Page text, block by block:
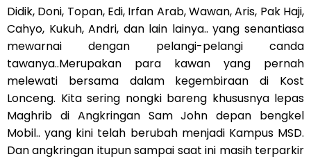
Didik, Doni, Topan, Edi, Irfan Arab, Wawan, Aris, Pak Haji,
Cahyo, Kukuh, Andri, dan lain lainya.. yang senantiasa
mewarnai dengan pelangi-pelangi canda
tawanya..Merupakan para kawan yang pernah
melewati bersama dalam kegembiraan di Kost
Lonceng. Kita sering nongki bareng khususnya lepas
Maghrib di Angkringan Sam John depan bengkel
Mobil.. yang kini telah berubah menjadi Kampus MSD.
Dan angkringan itupun sampai saat ini masih terparkir